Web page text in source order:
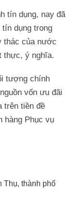
tín dụng, nay đã
dụng trong
thác của nước
thực, ý nghĩa.
tượng chính
vốn ưu đãi
trên tiền đề
hàng Phục vụ
Thụ, thành phố